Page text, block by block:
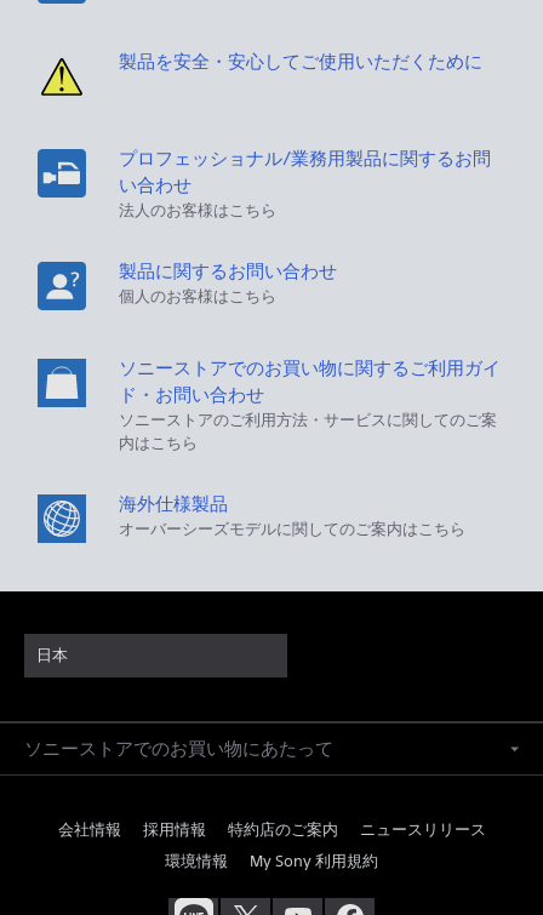
製品を安全・安心してご使用いただくために
プロフェッショナル/業務用製品に関するお問
い合わせ
法人のお客様はこちら
製品に関するお問い合わせ
個人のお客様はこちら
ソニーストアでのお買い物に関するご利用ガイ
ド・お問い合わせ
ソニーストアのご利用方法・サービスに関してのご案
内はこちら
海外仕様製品
オーバーシーズモデルに関してのご案内はこちら
日本
ソニーストアでのお買い物にあたって
会社情報 採用情報 特約店のご案内
ニュースリリース
環境情報
My Sony 利用規約